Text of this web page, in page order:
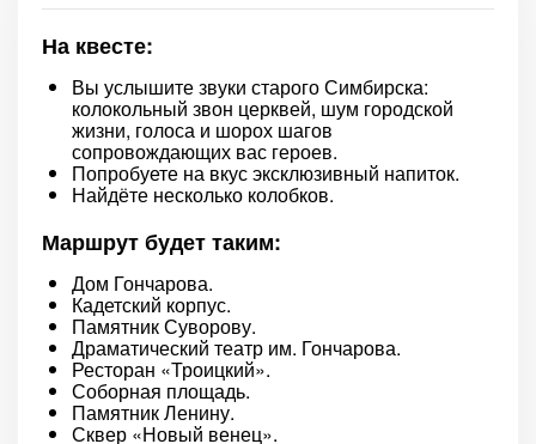
На квесте:
Вы услышите звуки старого Симбирска:
колокольный звон церквей, шум городской
жизни, голоса и шорох шагов
сопровождающих вас героев.
Попробуете на вкус эксклюзивный напиток.
Найдёте несколько колобков.
Маршрут будет таким:
Дом Гончарова.
Кадетский корпус.
Памятник Суворову.
Драматический театр им. Гончарова.
Ресторан «Троицкий».
Соборная площадь.
Памятник Ленину.
Сквер «Новый венец».